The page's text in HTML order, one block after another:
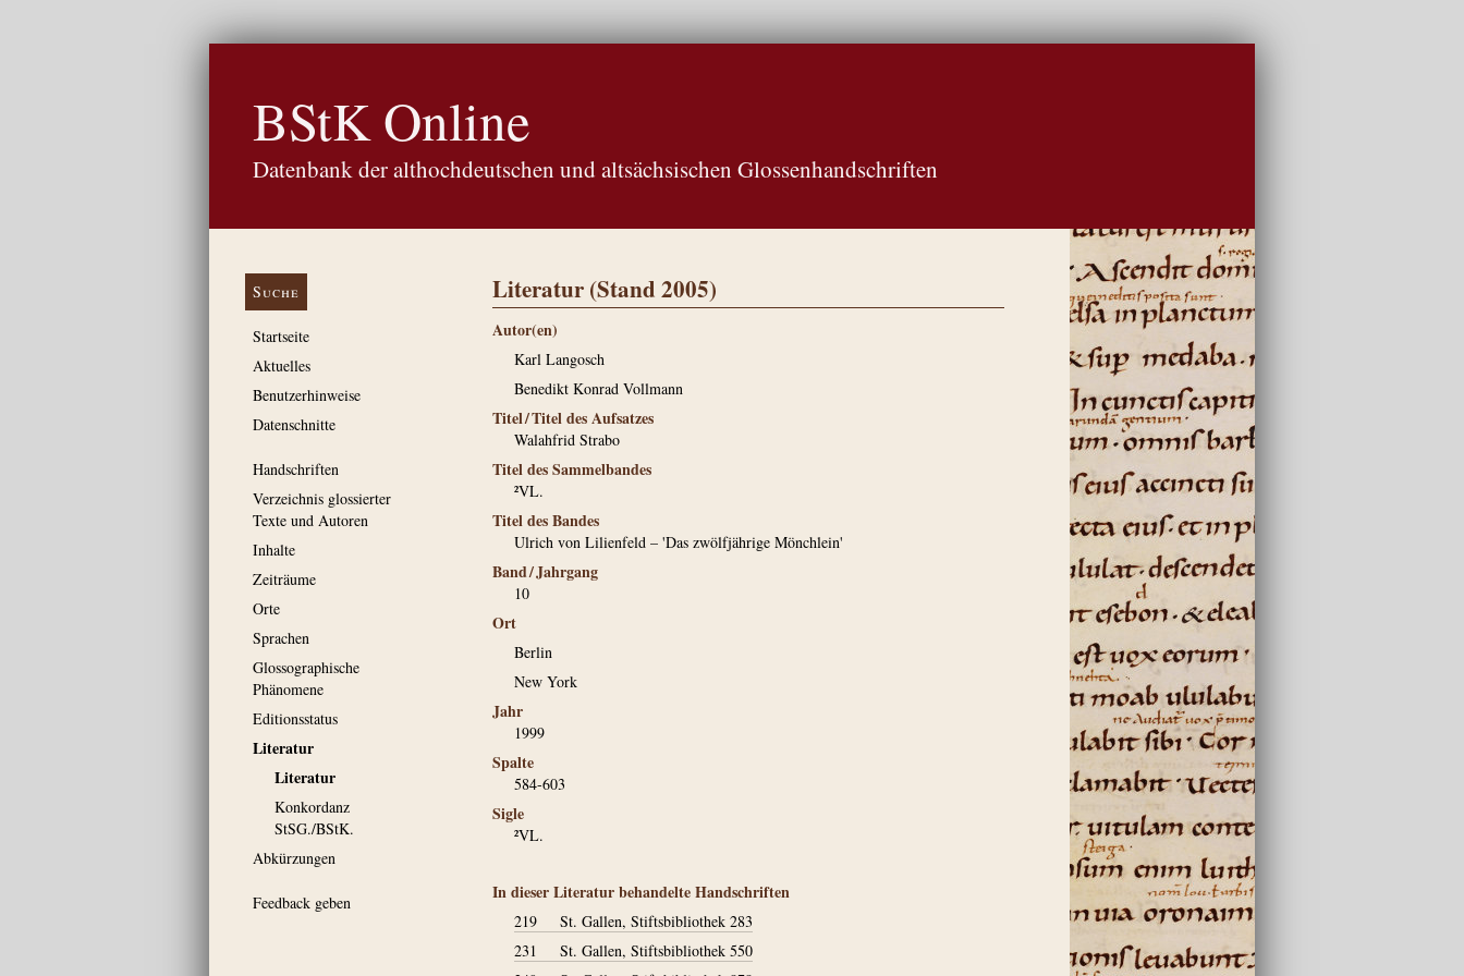
BStK Online
Datenbank der althochdeutschen und altsächsischen Glossenhandschriften
Suche
Startseite
Aktuelles
Benutzerhinweise
Datenschnitte
Handschriften
Verzeichnis glossierter
Texte und Autoren
Inhalte
Zeiträume
Orte
Sprachen
Glossographische
Phänomene
Editionsstatus
Literatur
Literatur
Konkordanz
StSG./BStK.
Abkürzungen
Feedback geben
Literatur (Stand 2005)
Autor(en)
Karl Langosch
Benedikt Konrad Vollmann
Titel / Titel des Aufsatzes
Walahfrid Strabo
Titel des Sammelbandes
²VL.
Titel des Bandes
Ulrich von Lilienfeld – 'Das zwölfjährige Mönchlein'
Band / Jahrgang
10
Ort
Berlin
New York
Jahr
1999
Spalte
584-603
Sigle
²VL.
In dieser Literatur behandelte Handschriften
219
St. Gallen, Stiftsbibliothek 283
231
St. Gallen, Stiftsbibliothek 550